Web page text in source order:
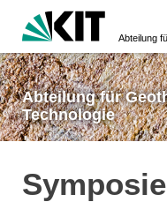
Abteilung für
Technologie